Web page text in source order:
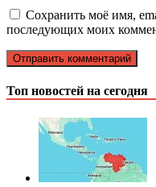
Сохранить моё имя,
последующих моих
Топ новостей на сегодня